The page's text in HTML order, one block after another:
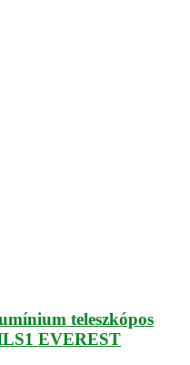
teleszkópos
EVEREST